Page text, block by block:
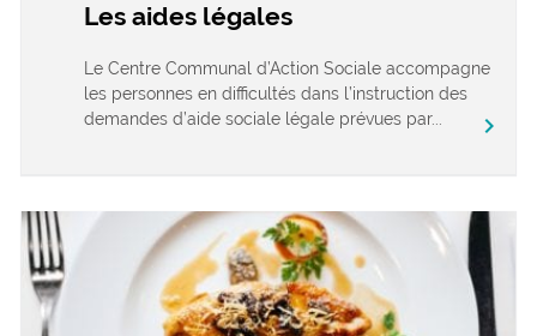
Les aides légales
Le Centre Communal d’Action Sociale accompagne
les personnes en difficultés dans l’instruction des
demandes d’aide sociale légale prévues par...
chevron_right